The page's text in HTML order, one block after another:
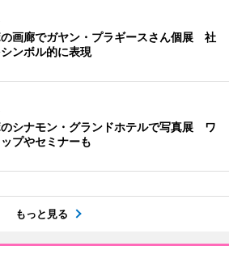
の画廊でガヤン・プラギースさん個展 社
ンボル的に表現
のシナモン・グランドホテルで写真展 ワ
プやセミナーも
もっと見る